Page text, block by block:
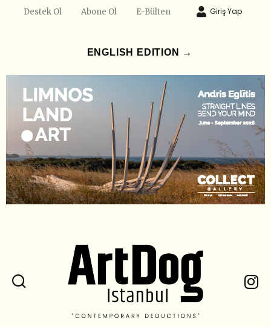
Destek Ol Abone Ol E-Bülten Giriş Yap
ENGLISH EDITION →